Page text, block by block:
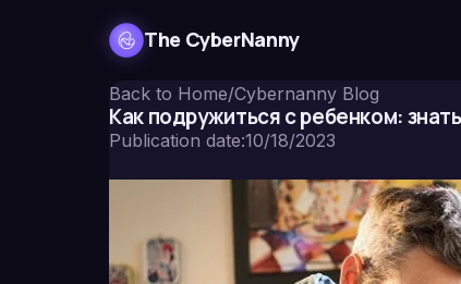
The CyberNanny
Back to Home/Cybernanny Blog
Как подружиться с ребенком:
Publication date:10/18/2023